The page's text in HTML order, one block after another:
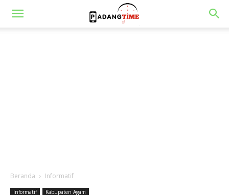
Beranda Informatif
Informatif Kabupaten Agam